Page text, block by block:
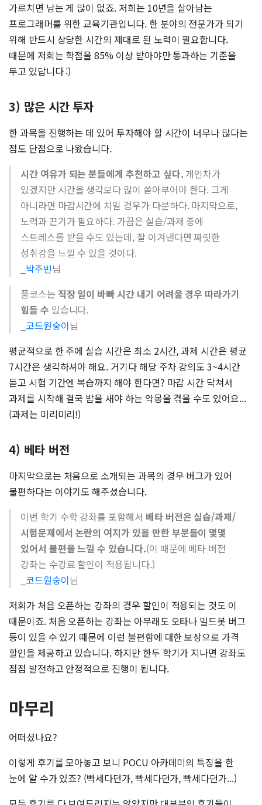
가르치면 남는 게 많이 없죠. 저희는 10년을 살아남는
프로그래머를 위한 교육기관입니다. 한 분야의 전문가가 되기
위해 반드시 상당한 시간의 제대로 된 노력이 필요합니다.
때문에 저희는 학점을 85% 이상 받아야만 통과하는 기준을
두고 있답니다 :)
3) 많은 시간 투자
한 과목을 진행하는 데 있어 투자해야 할 시간이 너무나 많다는
점도 단점으로 나왔습니다.
시간 여유가 되는 분들에게 추천하고 싶다.개인차가
있겠지만 시간을 생각보다 많이 쏟아부어야 한다. 그게
아니라면 마감시간에 치일 경우가 다분하다. 마지막으로,
노력과 끈기가 필요하다. 가끔은 실습/과제 중에
스트레스를 받을 수도 있는데, 잘 이겨낸다면 짜릿한
성취감을 느낄 수 있을 것이다.
박주빈님
풀코스는 직장 일이 바빠 시간 내기 어려울 경우 따라가기
힘들 수 있습니다.
코드원숭이님
평균적으로 한 주에 실습 시간은 최소 2시간, 과제 시간은 평균
7시간은 생각하셔야 해요. 거기다 해당 주차 강의도 3~4시간
듣고 시험 기간엔 복습까지 해야 한다면? 마감 시간 닥쳐서
과제를 시작해 결국 밤을 새야 하는 악몽을 겪을 수도 있어요...
(과제는 미리미리!)
4) 베타 버전
마지막으로는 처음으로 소개되는 과목의 경우 버그가 있어
불편하다는 이야기도 해주셨습니다.
이번 학기 수학 강좌를 포함해서 베타 버전은 실습/과제/
시험문제에서 논란의 여지가 있을 만한 부분들이 몇몇
있어서 불편을 느낄 수 있습니다.(이 때문에 베타 버전
강좌는 수강료 할인이 적용됩니다.)
코드원숭이님
저희가 처음 오픈하는 강좌의 경우 할인이 적용되는 것도 이
때문이죠. 처음 오픈하는 강좌는 아무래도 오타나 빌드봇 버그
등이 있을 수 있기 때문에 이런 불편함에 대한 보상으로 가격
할인을 제공하고 있습니다. 하지만 한두 학기가 지나면 강좌도
점점 발전하고 안정적으로 진행이 됩니다.
마무리
어떠셨나요?
이렇게 후기를 모아놓고 보니 POCU 아카데미의 특징을 한
눈에 알 수가 있죠? (빡세다던가, 빡세다던가, 빡세다던가...)